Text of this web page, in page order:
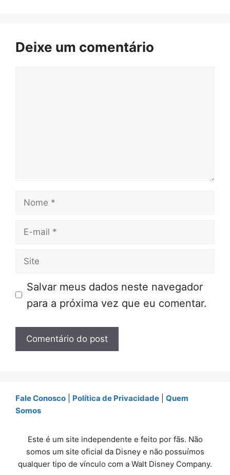
Deixe um comentário
Nome
E-
Site
Salvar meus dados neste navegador
para a próxima vez que eu comentar.
Fale Conosco Política de Privacidade
Quem
Somos
Este é um site independente e feito por fãs. Não
somos um site oficial da Disney e não possuímos
qualquer tipo de vínculo com a Walt Disney Company.